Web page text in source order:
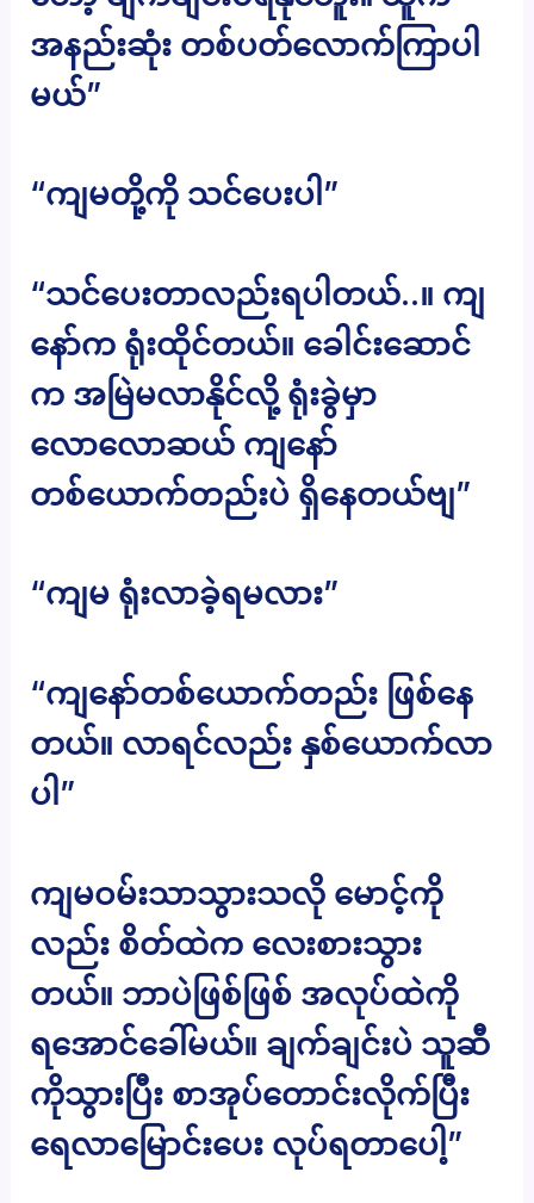
အနည်းဆုံး တစ်ပတ်လောက်ကြာပါ
မယ်”
“ကျမတို့ကို သင်ပေးပါ”
“သင်ပေးတာလည်းရပါတယ်..။ ကျ
နော်က ရုံးထိုင်တယ်။ ခေါင်းဆောင်
က အမြဲမလာနိုင်လို့ ရုံးခွဲမှာ
လောလောဆယ် ကျနော်
တစ်ယောက်တည်းပဲ ရှိနေတယ်ဗျ”
“ကျမ ရုံးလာခဲ့ရမလား”
“ကျနော်တစ်ယောက်တည်း ဖြစ်နေ
တယ်။ လာရင်လည်း နှစ်ယောက်လာ
ပါ”
ကျမဝမ်းသာသွားသလို မောင့်ကို
လည်း စိတ်ထဲက လေးစားသွား
တယ်။ ဘာပဲဖြစ်ဖြစ် အလုပ်ထဲကို
ရအောင်ခေါ်မယ်။ ချက်ချင်းပဲ သူဆီ
ကိုသွားပြီး စာအုပ်တောင်းလိုက်ပြီး
ရေလာမြောင်းပေး လုပ်ရတာပေါ့”